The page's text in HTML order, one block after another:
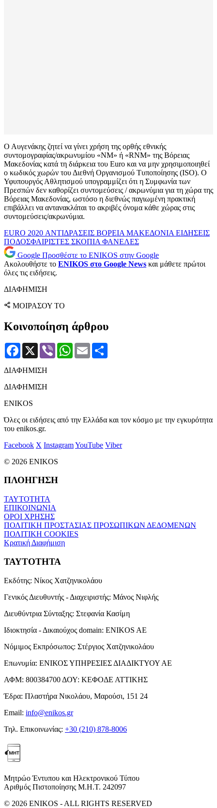
Ο Αυγενάκης ζητεί να γίνει χρήση της ορθής εθνικής
συντομογραφίας/ακρωνυμίου «NM» ή «RNM» της Βόρειας
Μακεδονίας κατά τη διάρκεια του Euro και να μην χρησιμοποιηθεί
ο κωδικός χωρών του Διεθνή Οργανισμού Τυποποίησης (ISO). Ο
Υφυπουργός Αθλητισμού υπογραμμίζει ότι η Συμφωνία των
Πρεσπών δεν καθορίζει συντομεύσεις / ακρωνύμια για τη χώρα της
Βόρειας Μακεδονίας, ωστόσο η διεθνώς παγιωμένη πρακτική
επιβάλλει να αντανακλάται το ακριβές όνομα κάθε χώρας στις
συντομεύσεις/ακρωνύμια.
EURO 2020 ΑΝΤΙΔΡΑΣΕΙΣ ΒΟΡΕΙΑ ΜΑΚΕΔΟΝΙΑ ΕΙΔΗΣΕΙΣ
ΠΟΔΟΣΦΑΙΡΙΣΤΕΣ ΣΚΟΠΙΑ ΦΑΝΕΛΕΣ
Google Προσθέστε το ENIKOS στην Google
Ακολουθήστε το ENIKOS στο Google News και μάθετε πρώτοι
όλες τις ειδήσεις.
ΔΙΑΦΗΜΙΣΗ
ΜΟΙΡΑΣΟΥ ΤΟ
Κοινοποίηση άρθρου
Facebook
X Viber WhatsApp
Email
ΔΙΑΦΗΜΙΣΗ
ΔΙΑΦΗΜΙΣΗ
ENIKOS
Όλες οι ειδήσεις από την Ελλάδα και τον κόσμο με την εγκυρότητα
του enikos.gr.
Facebook X InstagramYouTube Viber
© 2026 ENIKOS
ΠΛΟΗΓΗΣΗ
ΤΑΥΤΟΤΗΤΑ
ΕΠΙΚΟΙΝΩΝΙΑ
ΟΡΟΙ ΧΡΗΣΗΣ
ΠΟΛΙΤΙΚΗ ΠΡΟΣΤΑΣΙΑΣ ΠΡΟΣΩΠΙΚΩΝ ΔΕΔΟΜΕΝΩΝ
ΠΟΛΙΤΙΚΗ COOKIES
Κρατική Διαφήμιση
ΤΑΥΤΟΤΗΤΑ
Εκδότης: Νίκος Χατζηνικολάου
Γενικός Διευθυντής - Διαχειριστής: Μάνος Νιφλής
Διευθύντρια Σύνταξης: Στεφανία Κασίμη
Ιδιοκτησία - Δικαιούχος domain: ENIKOS AE
Νόμιμος Εκπρόσωπος: Στέργιος Χατζηνικολάου
Επωνυμία: ΕΝΙΚΟΣ ΥΠΗΡΕΣΙΕΣ ΔΙΑΔΙΚΤΥΟΥ ΑΕ
ΑΦΜ: 800384700 ΔΟΥ: ΚΕΦΟΔΕ ΑΤΤΙΚΗΣ
Έδρα: Πλαστήρα Νικολάου, Μαρούσι, 151 24
Email: info@enikos.gr
Τηλ. Επικοινωνίας: +30 (210) 878-8006
Μητρώο Έντυπου και Ηλεκτρονικού Τύπου
Αριθμός Πιστοποίησης Μ.Η.Τ. 242097
© 2026 ENIKOS - ALL RIGHTS RESERVED